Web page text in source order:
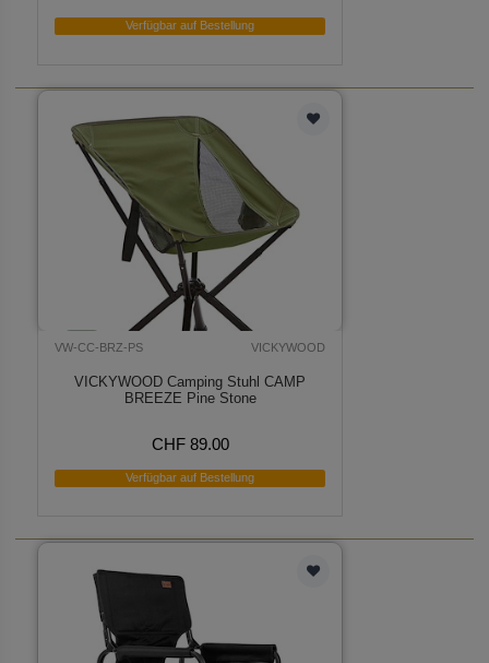
Verfügbar auf Bestellung
VW-CC-BRZ-PS VICKYWOOD
VICKYWOOD Camping Stuhl CAMP
BREEZE Pine Stone
CHF 89.00
Verfügbar auf Bestellung